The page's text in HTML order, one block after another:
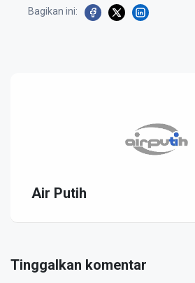
Bagikan ini:
Air Putih
Tinggalkan komentar